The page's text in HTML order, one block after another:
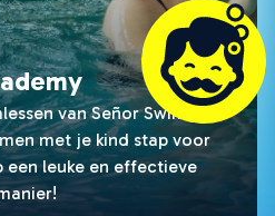
van Señor Swim
met je kind stap voor
een leuke en effectieve